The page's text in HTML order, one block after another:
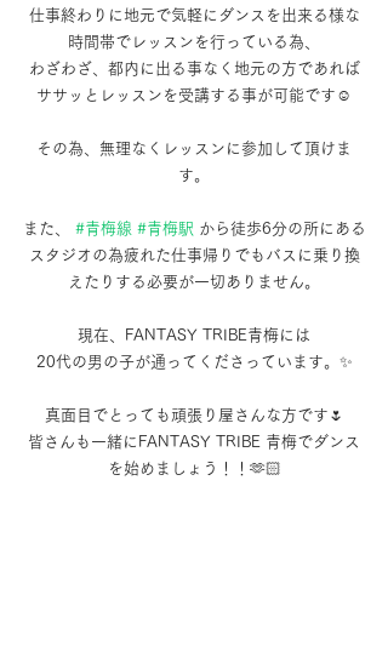
仕事終わりに地元で気軽にダンスを出来る様な
時間帯でレッスンを行っている為、
わざわざ、都内に出る事なく地元の方であれば
ササッとレッスンを受講する事が可能です☺️
その為、無理なくレッスンに参加して頂けま
す。
また、 #青梅線 #青梅駅 から徒歩6分の所にある
スタジオの為疲れた仕事帰りでもバスに乗り換
えたりする必要が一切ありません。
現在、FANTASY TRIBE青梅には
20代の男の子が通ってくださっています。✨
真面目でとっても頑張り屋さんな方です🌷
皆さんも一緒にFANTASY TRIBE 青梅でダンス
を始めましょう！！🫶🏻